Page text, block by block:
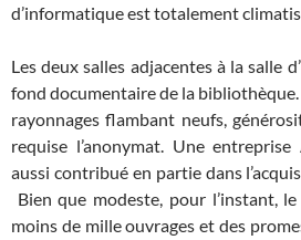
d’informatique est totalement
Les deux salles adjacentes à la salle
fond documentaire de la bibliothèque.
rayonnages flambant neufs,
requise l’anonymat. Une
aussi contribué en partie dans
Bien que modeste, pour l’instant,
moins de mille ouvrages et des